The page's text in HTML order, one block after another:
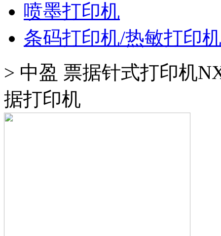
喷墨打印机
条码打印机/热敏打印机
> 中盈 票据针式打印机
据打印机